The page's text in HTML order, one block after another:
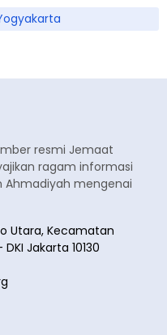
resmi Jemaat
ragam informasi
Ahmadiyah mengenai
Utara, Kecamatan
Jakarta 10130